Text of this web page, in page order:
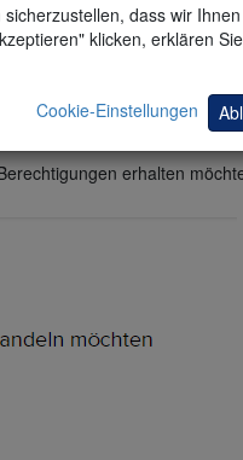
erhalten
dass wir
klicken, erklären
Cookie-Einstellungen